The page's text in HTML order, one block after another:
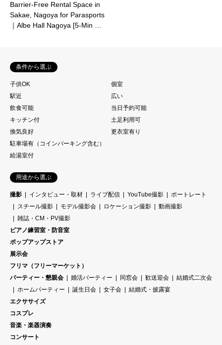
Barrier-Free Rental Space in
Sakae, Nagoya for Parasports
｜Albe Hall Nagoya [5-Min …
条件から選ぶ
子供OK
個室
駅近
広い
飲食可能
当日予約可能
キッチン付
土足利用可
換気良好
更衣室有り
駐車場有（コインパーキング含む）
給湯室付
用途から選ぶ
撮影 インタビュー・取材 ライブ配信 YouTube撮影
ポートレート
スチール撮影
モデル撮影会 ロケーション撮影
動画撮影
雑誌・CM・PV撮影
ピアノ練習室・防音室
ポップアップストア
展示会
フリマ（フリーマーケット）
パーティー・懇親会
婚活パーティー 同窓会 歓送迎会
結婚式二次会
ホームパーティー
誕生日会 女子会
結婚式・披露宴
エクササイズ
コスプレ
音楽・楽器演奏
コンサート